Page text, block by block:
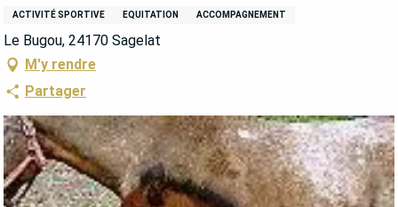
ACTIVITÉ SPORTIVE EQUITATION ACCOMPAGNEMENT
Le Bugou, 24170 Sagelat
M'y rendre
Partager